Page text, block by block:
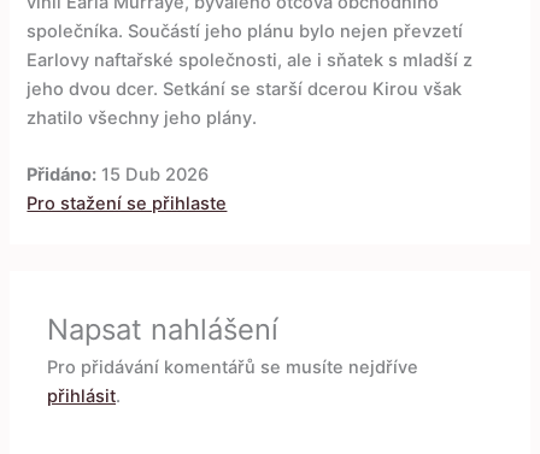
společníka. Součástí jeho plánu bylo nejen převzetí
Earlovy naftařské společnosti, ale i sňatek s mladší z
jeho dvou dcer. Setkání se starší dcerou Kirou však
zhatilo všechny jeho plány.
Přidáno: 15 Dub 2026
Pro stažení se přihlaste
Napsat nahlášení
Pro přidávání komentářů se musíte nejdříve
přihlásit.